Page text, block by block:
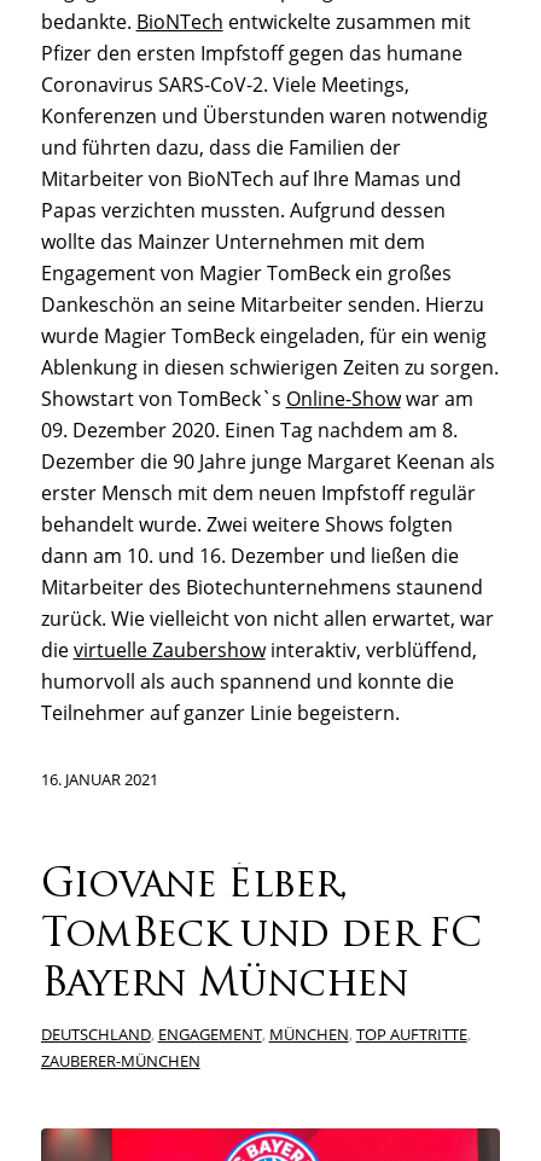
bedankte. BioNTech entwickelte zusammen mit
Pfizer den ersten Impfstoff gegen das humane
Coronavirus SARS-CoV-2. Viele Meetings,
Konferenzen und Überstunden waren notwendig
und führten dazu, dass die Familien der
Mitarbeiter von BioNTech auf Ihre Mamas und
Papas verzichten mussten. Aufgrund dessen
wollte das Mainzer Unternehmen mit dem
Engagement von Magier TomBeck ein großes
Dankeschön an seine Mitarbeiter senden. Hierzu
wurde Magier TomBeck eingeladen, für ein wenig
Ablenkung in diesen schwierigen Zeiten zu sorgen.
Showstart von TomBeck`s Online-Showwar am
09. Dezember 2020. Einen Tag nachdem am 8.
Dezember die 90 Jahre junge Margaret Keenan als
erster Mensch mit dem neuen Impfstoff regulär
behandelt wurde. Zwei weitere Shows folgten
dann am 10. und 16. Dezember und ließen die
Mitarbeiter des Biotechunternehmens staunend
zurück. Wie vielleicht von nicht allen erwartet, war
dievirtuelle Zaubershowinteraktiv, verblüffend,
humorvoll als auch spannend und konnte die
Teilnehmer auf ganzer Linie begeistern.
16. JANUAR 2021
Giovane Élber,
TomBeck und der FC
Bayern München
DEUTSCHLAND, ENGAGEMENT, MÜNCHEN,TOP AUFTRITTE,
ZAUBERER-MÜNCHEN